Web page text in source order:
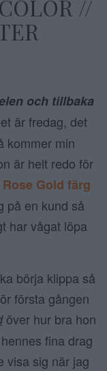
//
och tillbaka
är fredag, det
kommer min
är helt redo för
Rose Gold färg
på en kund så
har vågat löpa
börja klippa så
första gången
över hur bra hon
fina drag
visa sig när jag